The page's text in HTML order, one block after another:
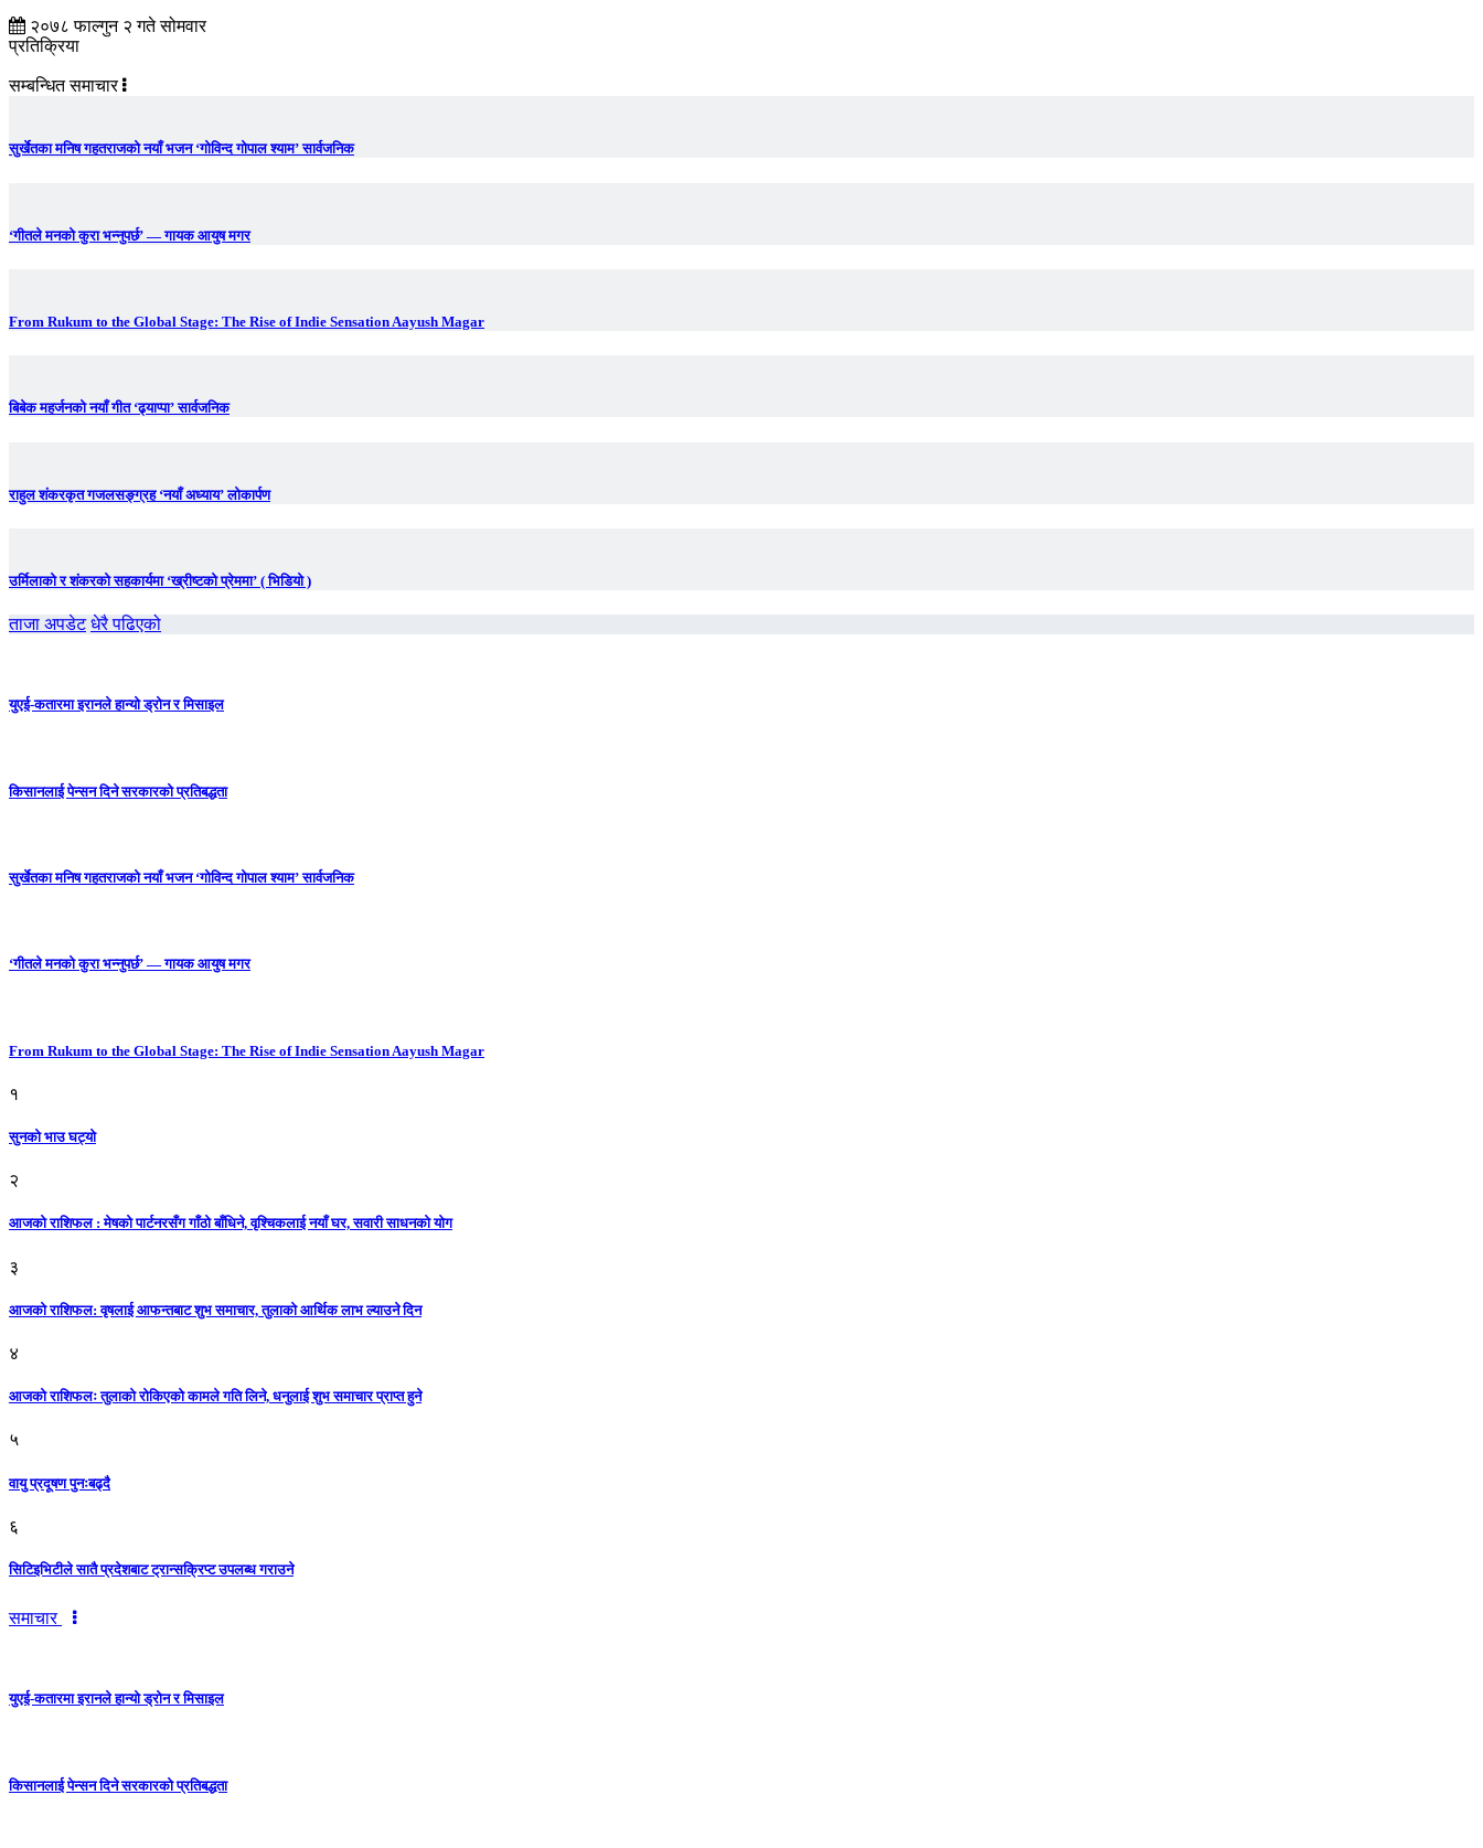
२०७८ फाल्गुन २ गते सोमवार
प्रतिक्रिया
सम्बन्धित समाचार
सुर्खेतका मनिष गहतराजको नयाँ भजन ‘गोविन्द गोपाल श्याम’ सार्वजनिक
‘गीतले मनको कुरा भन्नुपर्छ’ — गायक आयुष मगर
From Rukum to the Global Stage: The Rise of Indie Sensation Aayush Magar
बिबेक महर्जनको नयाँ गीत ‘ढ्याप्पा’ सार्वजनिक
राहुल शंकरकृत गजलसङ्ग्रह ‘नयाँ अध्याय’ लोकार्पण
उर्मिलाको र शंकरको सहकार्यमा ‘ख्रीष्टको प्रेममा’ ( भिडियो )
ताजा अपडेट धेरै पढिएको
युएई-कतारमा इरानले हान्यो ड्रोन र मिसाइल
किसानलाई पेन्सन दिने सरकारको प्रतिबद्धता
सुर्खेतका मनिष गहतराजको नयाँ भजन ‘गोविन्द गोपाल श्याम’ सार्वजनिक
‘गीतले मनको कुरा भन्नुपर्छ’ — गायक आयुष मगर
From Rukum to the Global Stage: The Rise of Indie Sensation Aayush Magar
१
सुनको भाउ घट्याे
२
आजको राशिफल : मेषको पार्टनरसँग गाँठो बाँधिने, वृश्चिकलाई नयाँ घर, सवारी साधनकाे याेग
३
आजकाे राशिफल: वृषलाई आफन्तबाट शुभ समाचार, तुलाकाे आर्थिक लाभ ल्याउने दिन
४
आजको राशिफलः तुलाकाे रोकिएको कामले गति लिने, धनुलाई शुभ समाचार प्राप्त हुने
५
वायु प्रदूषण पुनःबढ्दै
६
सिटिइभिटीले सातै प्रदेशबाट ट्रान्सक्रिप्ट उपलब्ध गराउने
समाचार
युएई-कतारमा इरानले हान्यो ड्रोन र मिसाइल
किसानलाई पेन्सन दिने सरकारको प्रतिबद्धता